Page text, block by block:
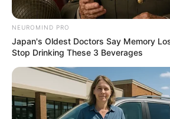
Why this ordinary drink is the
best every day
CTA FAVORITE
NEUROMIND PRO
Japan's Oldest Doctors Say Memory
Stop Drinking These 3 Beverages